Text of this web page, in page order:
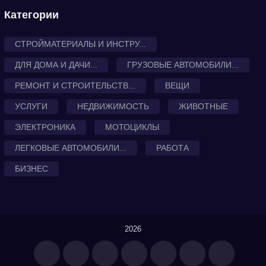
Категории
СТРОЙМАТЕРИАЛЫ И ИНСТРУ...
ДЛЯ ДОМА И ДАЧИ... ГРУЗОВЫЕ АВТОМОБИЛИ...
РЕМОНТ И СТРОИТЕЛЬСТВ... ВЕЩИ
УСЛУГИ НЕДВИЖИМОСТЬ ЖИВОТНЫЕ
ЭЛЕКТРОНИКА МОТОЦИКЛЫ
ЛЕГКОВЫЕ АВТОМОБИЛИ... РАБОТА
БИЗНЕС
2026